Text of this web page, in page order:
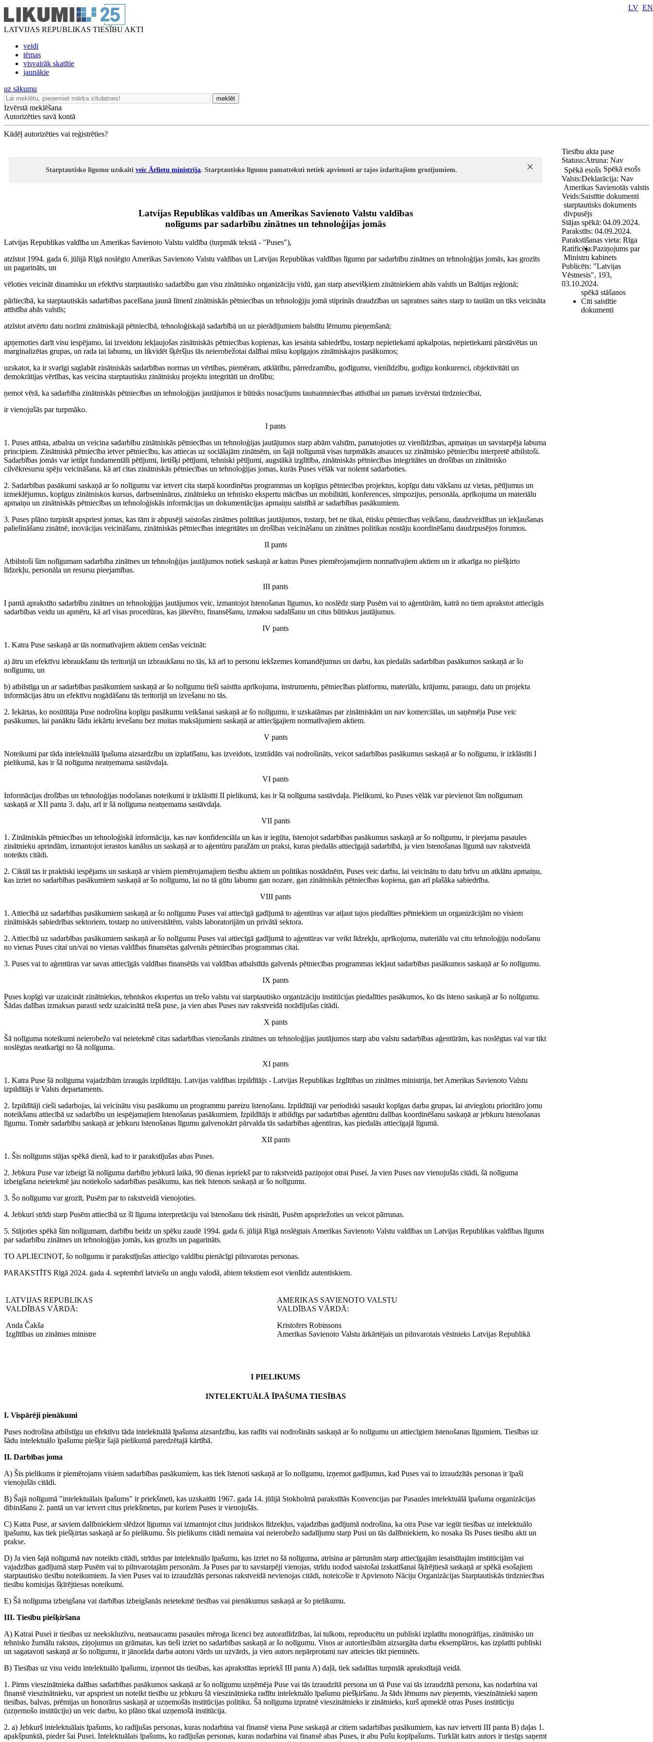
LATVIJAS REPUBLIKAS TIESĪBU AKTI
veidi
tēmas
visvairāk skatītie
jaunākie
LV EN
uz sākumu
meklēt
Izvērstā meklēšana
Autorizēties savā kontā
Kādēļ autorizēties vai reģistrēties?
Starptautisko līgumu uzskaiti veic Ārlietu ministrija. Starptautisko līgumu pamatteksti netiek apvienoti ar tajos izdarītajiem grozījumiem.
Latvijas Republikas valdības un Amerikas Savienoto Valstu valdības
nolīgums par sadarbību zinātnes un tehnoloģijas jomās
Latvijas Republikas valdība un Amerikas Savienoto Valstu valdība (turpmāk tekstā - "Puses"),
atzīstot 1994. gada 6. jūlijā Rīgā noslēgto Amerikas Savienoto Valstu valdības un Latvijas Republikas valdības līgumu par sadarbību zinātnes un tehnoloģijas jomās, kas grozīts
un pagarināts, un
vēloties veicināt dinamisku un efektīvu starptautisko sadarbību gan visu zinātnisko organizāciju vidū, gan starp atsevišķiem zinātniekiem abās valstīs un Baltijas reģionā;
pārliecībā, ka starptautiskās sadarbības pacelšana jaunā līmenī zinātniskās pētniecības un tehnoloģiju jomā stiprinās draudzības un sapratnes saites starp to tautām un tiks veicināta
attīstība abās valstīs;
atzīstot atvērto datu nozīmi zinātniskajā pētniecībā, tehnoloģiskajā sadarbībā un uz pierādījumiem balstītu lēmumu pieņemšanā;
apņemoties darīt visu iespējamo, lai izveidotu iekļaujošas zinātniskās pētniecības kopienas, kas iesaista sabiedrību, tostarp nepietiekami apkalpotas, nepietiekami pārstāvētas un
marginalizētas grupas, un rada tai labumu, un likvidēt šķēršļus tās neierobežotai dalībai mūsu kopīgajos zinātniskajos pasākumos;
uzskatot, ka ir svarīgi saglabāt zinātniskās sadarbības normas un vērtības, piemēram, atklātību, pārredzamību, godīgumu, vienlīdzību, godīgu konkurenci, objektivitāti un
demokrātijas vērtības, kas veicina starptautisku zinātnisku projektu integritāti un drošību;
ņemot vērā, ka sadarbība zinātniskās pētniecības un tehnoloģijas jautājumos ir būtisks nosacījums tautsaimniecības attīstībai un pamats izvērstai tirdzniecībai,
ir vienojušās par turpmāko.
I pants
1. Puses attīsta, atbalsta un veicina sadarbību zinātniskās pētniecības un tehnoloģijas jautājumos starp abām valstīm, pamatojoties uz vienlīdzības, apmaiņas un savstarpēja labuma
principiem. Zinātniskā pētniecība ietver pētniecību, kas attiecas uz sociālajām zinātnēm, un šajā nolīgumā visas turpmākās atsauces uz zinātnisko pētniecību interpretē atbilstoši.
Sadarbības jomās var ietilpt fundamentāli pētījumi, lietišķi pētījumi, tehniski pētījumi, augstākā izglītība, zinātniskās pētniecības integritātes un drošības un zinātnisko
cilvēkresursu spēju veicināšana, kā arī citas zinātniskās pētniecības un tehnoloģijas jomas, kurās Puses vēlāk var nolemt sadarboties.
2. Sadarbības pasākumi saskaņā ar šo nolīgumu var ietvert cita starpā koordinētas programmas un kopīgus pētniecības projektus, kopīgu datu vākšanu uz vietas, pētījumus un
izmeklējumus, kopīgus zinātniskos kursus, darbseminārus, zinātnieku un tehnisko ekspertu mācības un mobilitāti, konferences, simpozijus, personāla, aprīkojuma un materiālu
apmaiņu un zinātniskās pētniecības un tehnoloģiskās informācijas un dokumentācijas apmaiņu saistībā ar sadarbības pasākumiem.
3. Puses plāno turpināt apspriest jomas, kas tām ir abpusēji saistošas zinātnes politikas jautājumos, tostarp, bet ne tikai, ētisku pētniecības veikšanu, daudzveidības un iekļaušanas
palielināšanu zinātnē, inovācijas veicināšanu, zinātniskās pētniecības integritātes un drošības veicināšanu un zinātnes politikas nostāju koordinēšanu daudzpusējos forumos.
II pants
Atbilstoši šim nolīgumam sadarbība zinātnes un tehnoloģijas jautājumos notiek saskaņā ar katras Puses piemērojamajiem normatīvajiem aktiem un ir atkarīga no piešķirto
līdzekļu, personāla un resursu pieejamības.
III pants
I pantā aprakstīto sadarbību zinātnes un tehnoloģijas jautājumos veic, izmantojot īstenošanas līgumus, ko noslēdz starp Pusēm vai to aģentūrām, katrā no tiem aprakstot attiecīgās
sadarbības veidu un apmēru, kā arī visas procedūras, kas jāievēro, finansēšanu, izmaksu sadalīšanu un citus būtiskus jautājumus.
IV pants
1. Katra Puse saskaņā ar tās normatīvajiem aktiem cenšas veicināt:
a) ātru un efektīvu iebraukšanu tās teritorijā un izbraukšanu no tās, kā arī to personu iekšzemes komandējumus un darbu, kas piedalās sadarbības pasākumos saskaņā ar šo
nolīgumu, un
b) atbilstīga un ar sadarbības pasākumiem saskaņā ar šo nolīgumu tieši saistīta aprīkojuma, instrumentu, pētniecības platformu, materiālu, krājumu, paraugu, datu un projekta
informācijas ātru un efektīvu nogādāšanu tās teritorijā un izvešanu no tās.
2. Iekārtas, ko nosūtītāja Puse nodrošina kopīgu pasākumu veikšanai saskaņā ar šo nolīgumu, ir uzskatāmas par zinātniskām un nav komerciālas, un saņēmēja Puse veic
pasākumus, lai panāktu šādu iekārtu ievešanu bez muitas maksājumiem saskaņā ar attiecīgajiem normatīvajiem aktiem.
V pants
Noteikumi par tāda intelektuālā īpašuma aizsardzību un izplatīšanu, kas izveidots, izstrādāts vai nodrošināts, veicot sadarbības pasākumus saskaņā ar šo nolīgumu, ir izklāstīti I
pielikumā, kas ir šā nolīguma neatņemama sastāvdaļa.
VI pants
Informācijas drošības un tehnoloģijas nodošanas noteikumi ir izklāstīti II pielikumā, kas ir šā nolīguma sastāvdaļa. Pielikumi, ko Puses vēlāk var pievienot šim nolīgumam
saskaņā ar XII panta 3. daļu, arī ir šā nolīguma neatņemama sastāvdaļa.
VII pants
1. Zinātniskās pētniecības un tehnoloģiskā informācija, kas nav konfidenciāla un kas ir iegūta, īstenojot sadarbības pasākumus saskaņā ar šo nolīgumu, ir pieejama pasaules
zinātnieku aprindām, izmantojot ierastos kanālus un saskaņā ar to aģentūru paražām un praksi, kuras piedalās attiecīgajā sadarbībā, ja vien īstenošanas līgumā nav rakstveidā
noteikts citādi.
2. Ciktāl tas ir praktiski iespējams un saskaņā ar visiem piemērojamajiem tiesību aktiem un politikas nostādnēm, Puses veic darbu, lai veicinātu to datu brīvu un atklātu apmaiņu,
kas izriet no sadarbības pasākumiem saskaņā ar šo nolīgumu, lai no tā gūtu labumu gan nozare, gan zinātniskās pētniecības kopiena, gan arī plašāka sabiedrība.
VIII pants
1. Attiecībā uz sadarbības pasākumiem saskaņā ar šo nolīgumu Puses vai attiecīgā gadījumā to aģentūras var atļaut tajos piedalīties pētniekiem un organizācijām no visiem
zinātniskās sabiedrības sektoriem, tostarp no universitātēm, valsts laboratorijām un privātā sektora.
2. Attiecībā uz sadarbības pasākumiem saskaņā ar šo nolīgumu Puses vai attiecīgā gadījumā to aģentūras var veikt līdzekļu, aprīkojuma, materiālu vai citu tehnoloģiju nodošanu
no vienas Puses citai un/vai no vienas valdības finansētas galvenās pētniecības programmas citai.
3. Puses vai to aģentūras var savas attiecīgās valdības finansētās vai valdības atbalstītās galvenās pētniecības programmas iekļaut sadarbības pasākumos saskaņā ar šo nolīgumu.
IX pants
Puses kopīgi var uzaicināt zinātniekus, tehniskos ekspertus un trešo valstu vai starptautisko organizāciju institūcijas piedalīties pasākumos, ko tās īsteno saskaņā ar šo nolīgumu.
Šādas dalības izmaksas parasti sedz uzaicinātā trešā puse, ja vien abas Puses nav rakstveidā norādījušas citādi.
X pants
Šā nolīguma noteikumi neierobežo vai neietekmē citas sadarbības vienošanās zinātnes un tehnoloģijas jautājumos starp abu valstu sadarbības aģentūrām, kas noslēgtas vai var tikt
noslēgtas neatkarīgi no šā nolīguma.
XI pants
1. Katra Puse šā nolīguma vajadzībām izraugās izpildītāju. Latvijas valdības izpildītājs - Latvijas Republikas Izglītības un zinātnes ministrija, bet Amerikas Savienoto Valstu
izpildītājs ir Valsts departaments.
2. Izpildītāji cieši sadarbojas, lai veicinātu visu pasākumu un programmu pareizu īstenošanu. Izpildītāji var periodiski sasaukt kopīgas darba grupas, lai atvieglotu prioritāro jomu
noteikšanu attiecībā uz sadarbību un iespējamajiem īstenošanas pasākumiem. Izpildītājs ir atbildīgs par sadarbības aģentūru dalības koordinēšanu saskaņā ar jebkuru īstenošanas
līgumu. Tomēr sadarbību saskaņā ar jebkuru īstenošanas līgumu galvenokārt pārvalda tās sadarbības aģentūras, kas piedalās attiecīgajā līgumā.
XII pants
1. Šis nolīgums stājas spēkā dienā, kad to ir parakstījušas abas Puses.
2. Jebkura Puse var izbeigt šā nolīguma darbību jebkurā laikā, 90 dienas iepriekš par to rakstveidā paziņojot otrai Pusei. Ja vien Puses nav vienojušās citādi, šā nolīguma
izbeigšana neietekmē jau notiekošo sadarbības pasākumu, kas tiek īstenots saskaņā ar šo nolīgumu.
3. Šo nolīgumu var grozīt, Pusēm par to rakstveidā vienojoties.
4. Jebkuri strīdi starp Pusēm attiecībā uz šī līguma interpretāciju vai īstenošanu tiek risināti, Pusēm apspriežoties un veicot pārrunas.
5. Stājoties spēkā šim nolīgumam, darbību beidz un spēku zaudē 1994. gada 6. jūlijā Rīgā noslēgtais Amerikas Savienoto Valstu valdības un Latvijas Republikas valdības līgums
par sadarbību zinātnes un tehnoloģijas jomās, kas grozīts un pagarināts.
TO APLIECINOT, šo nolīgumu ir parakstījušas attiecīgo valdību pienācīgi pilnvarotas personas.
PARAKSTĪTS Rīgā 2024. gada 4. septembrī latviešu un angļu valodā, abiem tekstiem esot vienlīdz autentiskiem.
LATVIJAS REPUBLIKAS
VALDĪBAS VĀRDĀ:
Anda Čakša
Izglītības un zinātnes ministre
AMERIKAS SAVIENOTO VALSTU
VALDĪBAS VĀRDĀ:
Kristofers Robinsons
Amerikas Savienoto Valstu ārkārtējais un pilnvarotais vēstnieks Latvijas Republikā
I PIELIKUMS
INTELEKTUĀLĀ ĪPAŠUMA TIESĪBAS
I. Vispārēji pienākumi
Puses nodrošina atbilstīgu un efektīvu tāda intelektuālā īpašuma aizsardzību, kas radīts vai nodrošināts saskaņā ar šo nolīgumu un attiecīgiem īstenošanas līgumiem. Tiesības uz
šādu intelektuālo īpašumu piešķir šajā pielikumā paredzētajā kārtībā.
II. Darbības joma
A) Šis pielikums ir piemērojams visiem sadarbības pasākumiem, kas tiek īstenoti saskaņā ar šo nolīgumu, izņemot gadījumus, kad Puses vai to izraudzītās personas ir īpaši
vienojušās citādi.
B) Šajā nolīgumā "intelektuālais īpašums" ir priekšmeti, kas uzskaitīti 1967. gada 14. jūlijā Stokholmā parakstītās Konvencijas par Pasaules intelektuālā īpašuma organizācijas
dibināšanu 2. pantā un var ietvert citus priekšmetus, par kuriem Puses ir vienojušās.
C) Katra Puse, ar saviem dalībniekiem slēdzot līgumus vai izmantojot citus juridiskos līdzekļus, vajadzības gadījumā nodrošina, ka otra Puse var iegūt tiesības uz intelektuālo
īpašumu, kas tiek piešķirtas saskaņā ar šo pielikumu. Šis pielikums citādi nemaina vai neierobežo sadalījumu starp Pusi un tās dalībniekiem, ko nosaka šīs Puses tiesību akti un
prakse.
D) Ja vien šajā nolīgumā nav noteikts citādi, strīdus par intelektuālo īpašumu, kas izriet no šā nolīguma, atrisina ar pārrunām starp attiecīgajām iesaistītajām institūcijām vai
vajadzības gadījumā starp Pusēm vai to pilnvarotajām personām. Ja Puses par to savstarpēji vienojas, strīdu nodod saistošai izskatīšanai šķīrējtiesā saskaņā ar spēkā esošajiem
starptautisko tiesību noteikumiem. Ja vien Puses vai to izraudzītās personas rakstveidā nevienojas citādi, noteicošie ir Apvienoto Nāciju Organizācijas Starptautiskās tirdzniecības
tiesību komisijas šķīrējtiesas noteikumi.
E) Šā nolīguma izbeigšana vai darbības izbeigšanās neietekmē tiesības vai pienākumus saskaņā ar šo pielikumu.
III. Tiesību piešķiršana
A) Katrai Pusei ir tiesības uz neekskluzīvu, neatsaucamu pasaules mēroga licenci bez autoratlīdzības, lai tulkotu, reproducētu un publiski izplatītu monogrāfijas, zinātnisko un
tehnisko žurnālu rakstus, ziņojumus un grāmatas, kas tieši izriet no sadarbības saskaņā ar šo nolīgumu. Visos ar autortiesībām aizsargāta darba eksemplāros, kas izplatīti publiski
un sagatavoti saskaņā ar šo nolīgumu, ir jānorāda darba autoru vārds un uzvārds, ja vien autors nepārprotami nav atteicies tikt pieminēts.
B) Tiesības uz visu veidu intelektuālo īpašumu, izņemot tās tiesības, kas aprakstītas iepriekš III panta A) daļā, tiek sadalītas turpmāk aprakstītajā veidā.
1. Pirms vieszinātnieka dalības sadarbības pasākumos saskaņā ar šo nolīgumu uzņēmēja Puse vai tās izraudzītā persona un tā Puse vai tās izraudzītā persona, kas nodarbina vai
finansē vieszinātnieku, var apspriest un noteikt tiesību uz jebkuru šā vieszinātnieka radītu intelektuālo īpašumu piešķiršanu. Ja šāds lēmums nav pieņemts, vieszinātnieki saņem
tiesības, balvas, prēmijas un honorārus saskaņā ar uzņemošās institūcijas politiku. Šā nolīguma izpratnē vieszinātnieks ir zinātnieks, kurš apmeklē otras Puses institūciju
(uzņemošo institūciju) un veic darbu, ko plāno tikai uzņemošā institūcija.
2. a) Jebkurš intelektuālais īpašums, ko radījušas personas, kuras nodarbina vai finansē viena Puse saskaņā ar citiem sadarbības pasākumiem, kas nav ietverti III panta B) daļas 1.
apakšpunktā, pieder šai Pusei. Intelektuālais īpašums, ko radījušas personas, kuras nodarbina vai finansē abas Puses, ir abu Pušu kopīpašums. Turklāt katrs autors ir tiesīgs saņemt
Tiesību akta pase
Statuss:
Spēkā esošs Spēkā esošs
Valsts:
Amerikas Savienotās valstis
Veids:
starptautisks dokuments
divpusējs
Stājas spēkā: 04.09.2024.
Parakstīts: 04.09.2024.
Parakstīšanas vieta: Rīga
Ratificēja:
Ministru kabinets
Atruna: Nav
Deklarācija: Nav
Publicēts: "Latvijas
Vēstnesis", 193,
03.10.2024.
Saistītie dokumenti
Paziņojums par
spēkā stāšanos
Citi saistītie
dokumenti